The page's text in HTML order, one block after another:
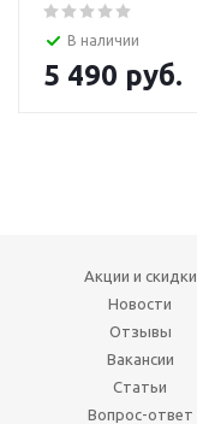
В наличии
5 490 руб.
Акции и скидки
Новости
Отзывы
Вакансии
Статьи
Вопрос-ответ